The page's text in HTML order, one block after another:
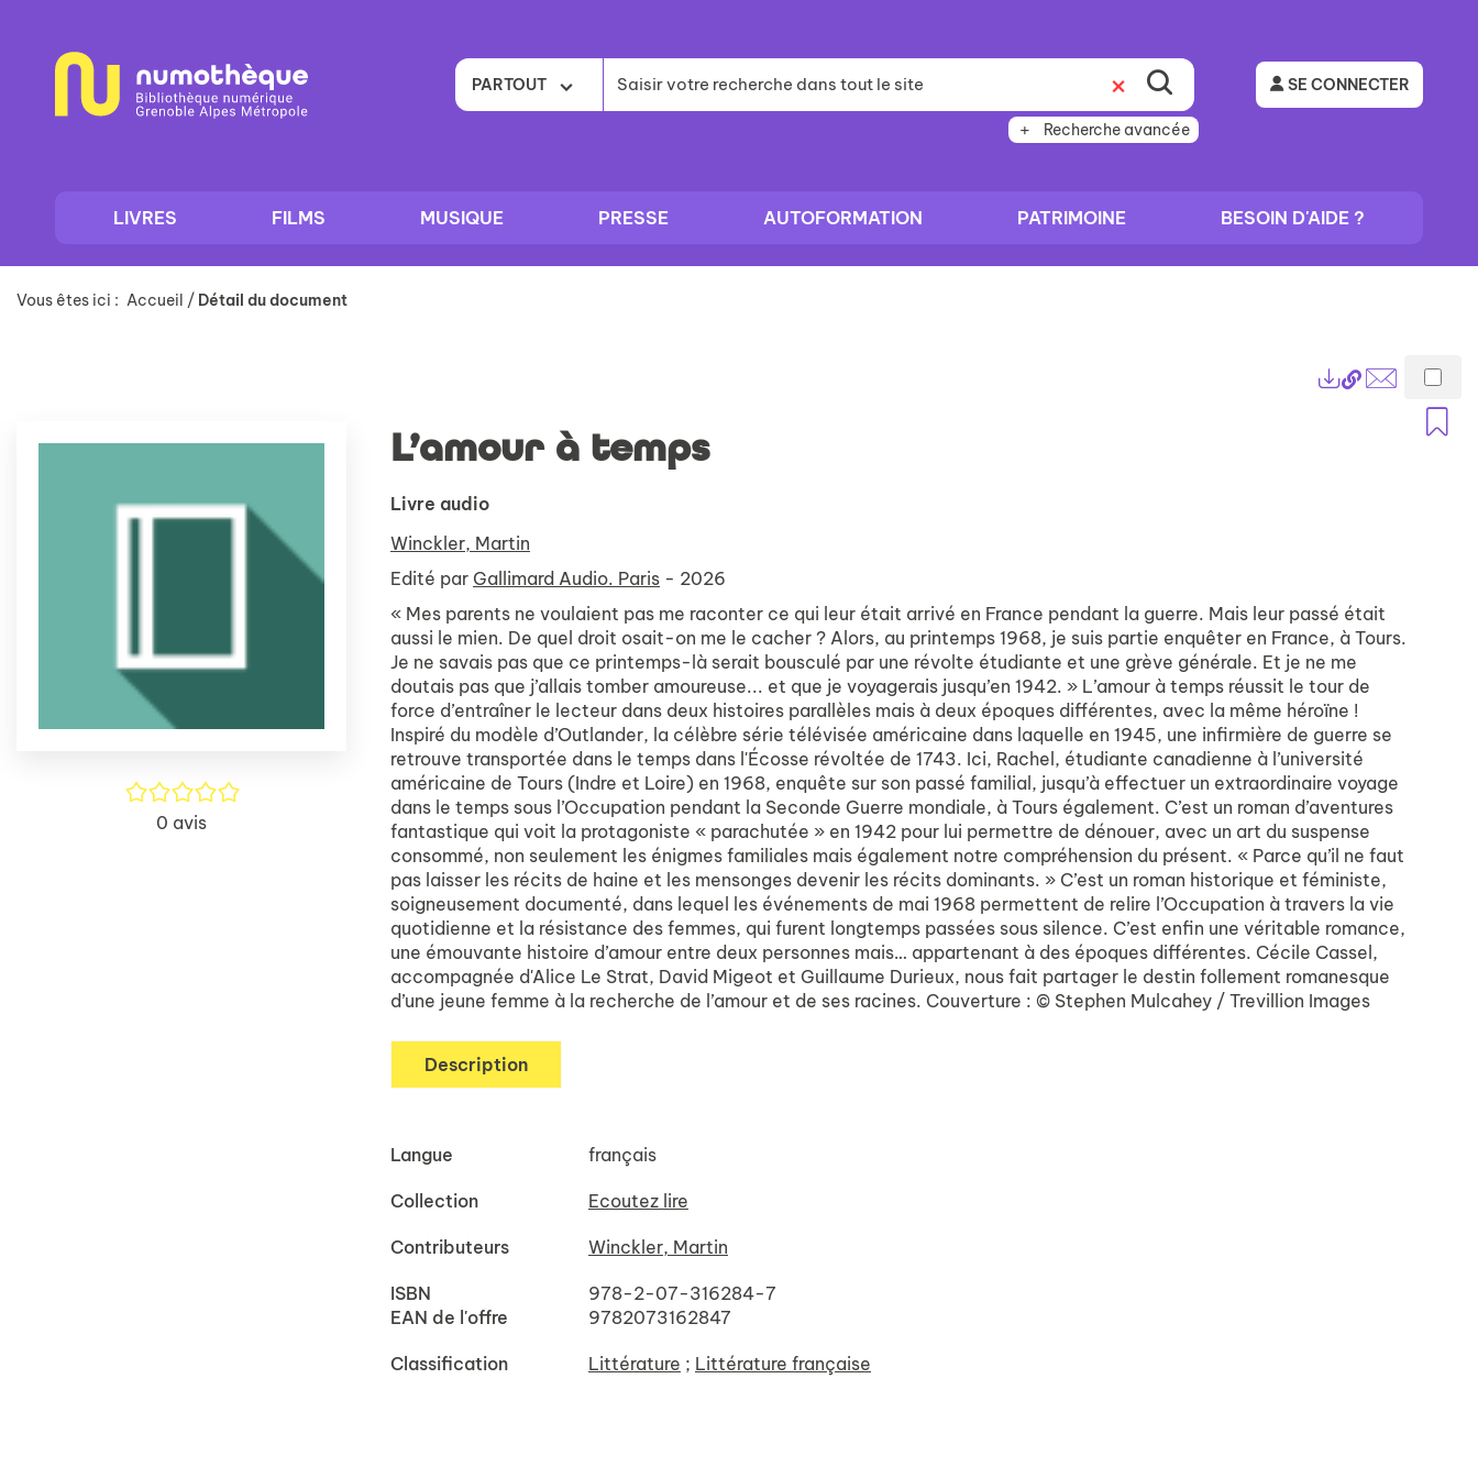
contenu
PARTOUT
Recherche avancée
SE CONNECTER
LIVRES FILMS MUSIQUE PRESSE AUTOFORMATION PATRIMOINE BESOIN D'AIDE ?
Vous êtes ici : Accueil / Détail du document
Lien
permanent
(Nouvelle
Envoyer
/5
0 avis
L’amour à temps
Livre audio
Winckler, Martin
Edité par Gallimard Audio. Paris - 2026
« Mes parents ne voulaient pas me raconter ce qui leur était arrivé en France pendant la guerre. Mais leur passé était
aussi le mien. De quel droit osait-on me le cacher ? Alors, au printemps 1968, je suis partie enquêter en France, à Tours.
Je ne savais pas que ce printemps-là serait bousculé par une révolte étudiante et une grève générale. Et je ne me
doutais pas que j’allais tomber amoureuse... et que je voyagerais jusqu’en 1942. » L’amour à temps réussit le tour de
force d’entraîner le lecteur dans deux histoires parallèles mais à deux époques différentes, avec la même héroïne !
Inspiré du modèle d’Outlander, la célèbre série télévisée américaine dans laquelle en 1945, une infirmière de guerre se
retrouve transportée dans le temps dans l'Écosse révoltée de 1743. Ici, Rachel, étudiante canadienne à l’université
américaine de Tours (Indre et Loire) en 1968, enquête sur son passé familial, jusqu’à effectuer un extraordinaire voyage
dans le temps sous l’Occupation pendant la Seconde Guerre mondiale, à Tours également. C’est un roman d’aventures
fantastique qui voit la protagoniste « parachutée » en 1942 pour lui permettre de dénouer, avec un art du suspense
consommé, non seulement les énigmes familiales mais également notre compréhension du présent. « Parce qu’il ne faut
pas laisser les récits de haine et les mensonges devenir les récits dominants. » C’est un roman historique et féministe,
soigneusement documenté, dans lequel les événements de mai 1968 permettent de relire l’Occupation à travers la vie
quotidienne et la résistance des femmes, qui furent longtemps passées sous silence. C’est enfin une véritable romance,
une émouvante histoire d’amour entre deux personnes mais… appartenant à des époques différentes. Cécile Cassel,
accompagnée d'Alice Le Strat, David Migeot et Guillaume Durieux, nous fait partager le destin follement romanesque
d’une jeune femme à la recherche de l’amour et de ses racines. Couverture : © Stephen Mulcahey / Trevillion Images
Description
Langue français
Collection Ecoutez lire
Contributeurs Winckler, Martin
ISBN
978-2-07-316284-7
EAN de l'offre
9782073162847
Classification Littérature ; Littérature française